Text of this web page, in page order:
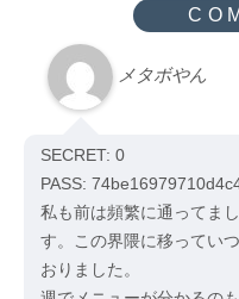
メタボやん
SECRET: 0
PASS:
私も前は頻繁に通ってま
す。この界隈に移ってい
おりました。